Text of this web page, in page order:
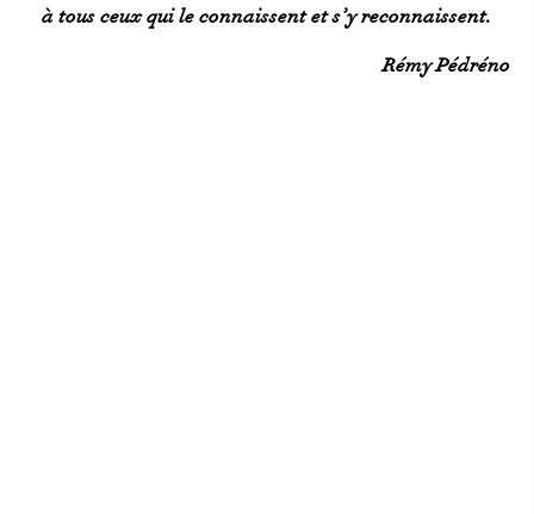
à tous ceux qui le connaissent et s’y reconnaissent.
Rémy Pédréno